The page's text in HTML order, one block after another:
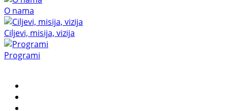
O nama
Ciljevi, misija, vizija
Programi